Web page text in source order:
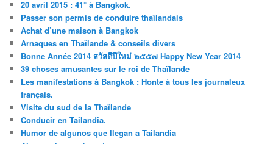
20 avril 2015 : 41° à Bangkok.
Passer son permis de conduire thaïlandais
Achat d’une maison à Bangkok
Arnaques en Thaïlande & conseils divers
Bonne Année 2014 สวัสดีปีใหม่ ๒๕๕๗ Happy New Year 2014
39 choses amusantes sur le roi de Thaïlande
Les manifestations à Bangkok : Honte à tous les journaleux
français.
Visite du sud de la Thaïlande
Conducir en Tailandia.
Humor de algunos que llegan a Tailandia